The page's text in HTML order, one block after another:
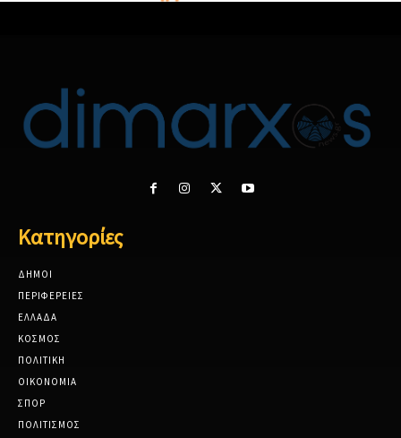
Κατηγορίες
ΔΗΜΟΙ
ΠΕΡΙΦΕΡΕΙΕΣ
ΕΛΛΑΔΑ
ΚΟΣΜΟΣ
ΠΟΛΙΤΙΚΗ
ΟΙΚΟΝΟΜΙΑ
ΣΠΟΡ
ΠΟΛΙΤΙΣΜΟΣ